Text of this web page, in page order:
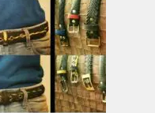
sur
la
page
du